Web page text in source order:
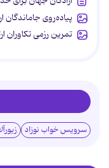
پیاده‌روی جاماندگان
تمرین رزمی تکاوران
سرویس خواب نوزاد